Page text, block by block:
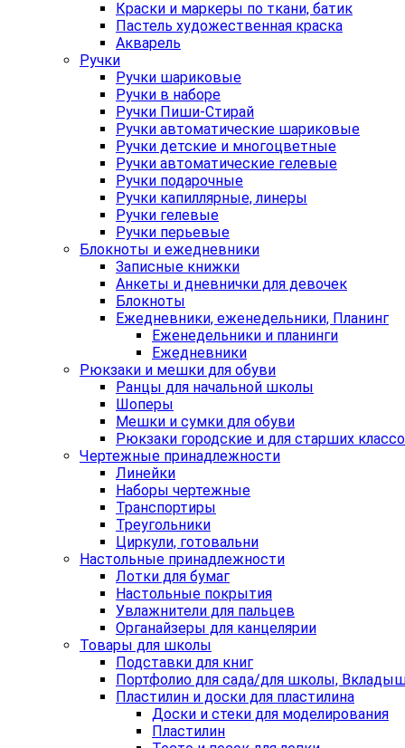
Краски и маркеры по ткани, батик
Пастель художественная краска
Акварель
Ручки
Ручки шариковые
Ручки в наборе
Ручки Пиши-Стирай
Ручки автоматические шариковые
Ручки детские и многоцветные
Ручки автоматические гелевые
Ручки подарочные
Ручки капиллярные, линеры
Ручки гелевые
Ручки перьевые
Блокноты и ежедневники
Записные книжки
Анкеты и дневнички для девочек
Блокноты
Ежедневники, еженедельники, Планинг
Еженедельники и планинги
Ежедневники
Рюкзаки и мешки для обуви
Ранцы для начальной школы
Шоперы
Мешки и сумки для обуви
Рюкзаки городские и для старших
Чертежные принадлежности
Линейки
Наборы чертежные
Транспортиры
Треугольники
Циркули, готовальни
Настольные принадлежности
Лотки для бумаг
Настольные покрытия
Увлажнители для пальцев
Органайзеры для канцелярии
Товары для школы
Подставки для книг
Портфолио для сада/для школы,
Пластилин и доски для пластилина
Доски и стеки для моделирования
Пластилин